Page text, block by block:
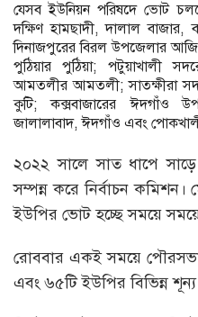
যেসব ইউনিয়ন পরিষদে ভোট
দক্ষিণ হামছাদী, দালাল বাজার,
দিনাজপুরের বিরল উপজেলার
পুঠিয়ার পুঠিয়া; পটুয়াখালী
আমতলীর আমতলী; সাতক্ষীরা
কুটি; কক্সবাজারের ঈদগাঁও
জালালাবাদ, ঈদগাঁও এবং
২০২২ সালে সাত ধাপে
সম্পন্ন করে নির্বাচন কমিশন।
ইউপির ভোট হচ্ছে সময়ে
রোববার একই সময়ে
এবং ৬৫টি ইউপির বিভিন্ন শূন্য